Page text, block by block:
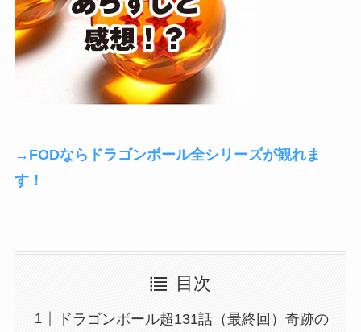
→FODならドラゴンボール全シリーズが観れま
す！
目次
ドラゴンボール超131話（最終回）奇跡の